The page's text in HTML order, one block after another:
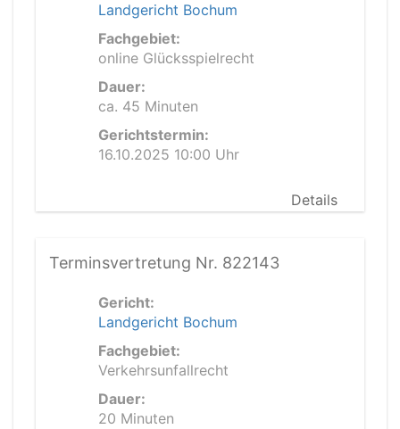
Landgericht Bochum
Fachgebiet:
online Glücksspielrecht
Dauer:
ca. 45 Minuten
Gerichtstermin:
16.10.2025 10:00 Uhr
Details
Terminsvertretung Nr. 822143
Gericht:
Landgericht Bochum
Fachgebiet:
Verkehrsunfallrecht
Dauer:
20 Minuten